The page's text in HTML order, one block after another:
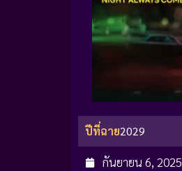
ปีที่ฉาย2029
กันยายน 6, 2025